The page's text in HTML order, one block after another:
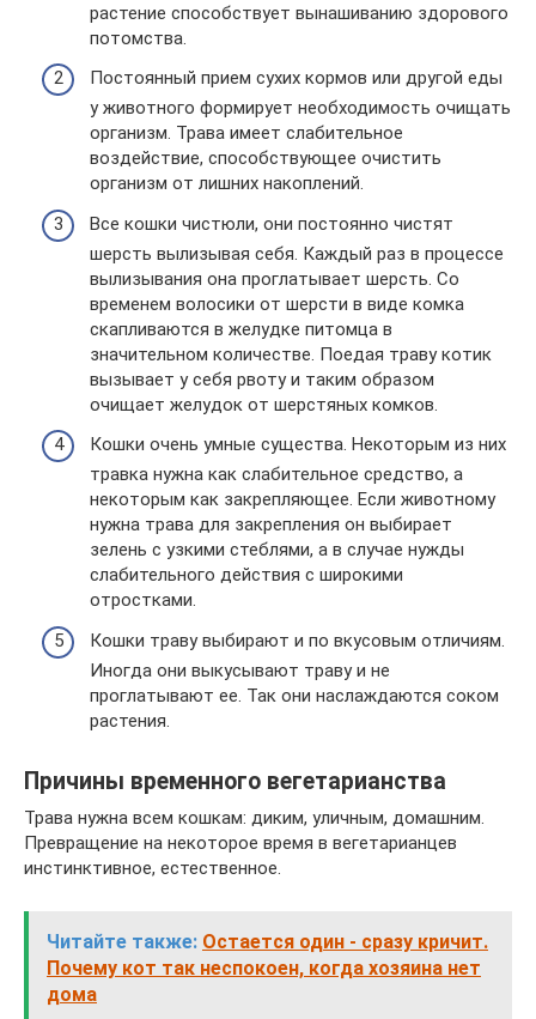
растение способствует вынашиванию здорового
потомства.
Постоянный прием сухих кормов или другой еды
у животного формирует необходимость очищать
организм. Трава имеет слабительное
воздействие, способствующее очистить
организм от лишних накоплений.
Все кошки чистюли, они постоянно чистят
шерсть вылизывая себя. Каждый раз в процессе
вылизывания она проглатывает шерсть. Со
временем волосики от шерсти в виде комка
скапливаются в желудке питомца в
значительном количестве. Поедая траву котик
вызывает у себя рвоту и таким образом
очищает желудок от шерстяных комков.
Кошки очень умные существа. Некоторым из них
травка нужна как слабительное средство, а
некоторым как закрепляющее. Если животному
нужна трава для закрепления он выбирает
зелень с узкими стеблями, а в случае нужды
слабительного действия с широкими
отростками.
Кошки траву выбирают и по вкусовым отличиям.
Иногда они выкусывают траву и не
проглатывают ее. Так они наслаждаются соком
растения.
Причины временного вегетарианства
Трава нужна всем кошкам: диким, уличным, домашним.
Превращение на некоторое время в вегетарианцев
инстинктивное, естественное.
Читайте также: Остается один - сразу кричит.
Почему кот так неспокоен, когда хозяина нет
дома